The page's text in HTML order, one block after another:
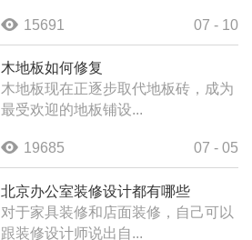
15691 07 - 10
木地板如何修复
木地板现在正逐步取代地板砖，成为
最受欢迎的地板铺设...
19685 07 - 05
北京办公室装修设计都有哪些
对于家具装修和店面装修，自己可以
跟装修设计师说出自...